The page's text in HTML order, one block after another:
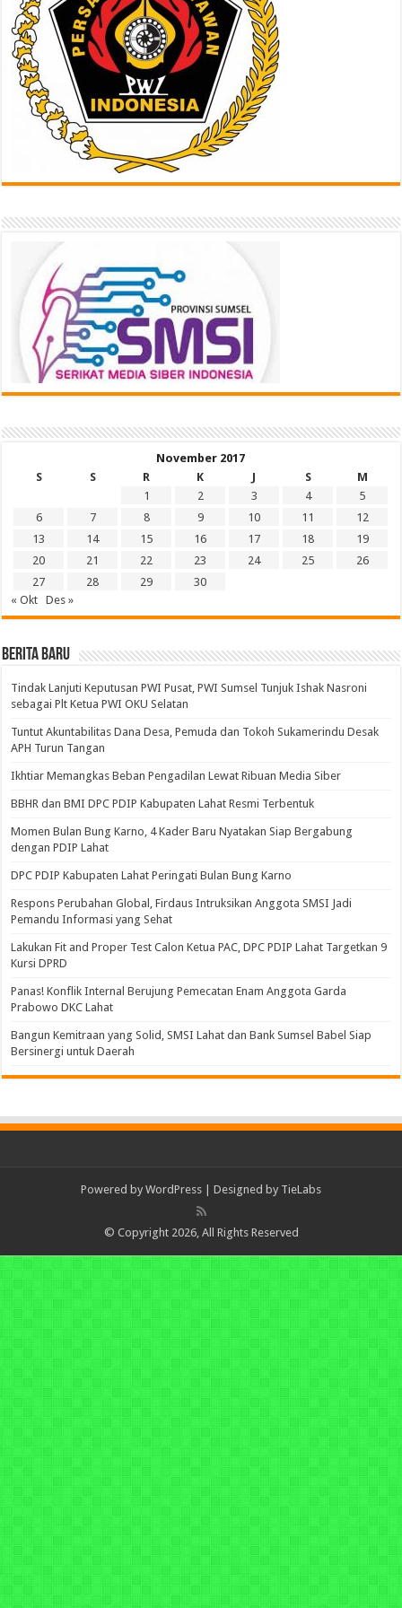
November 2017
S
S R K J S
M
1
2 3 4
5
6
7 8 9 10 11
12
13
14 15 16 17 18
19
20
21 22 23 24 25
26
27
28 29
30
« Okt
Des »
BERITA BARU
Tindak Lanjuti Keputusan PWI Pusat, PWI Sumsel Tunjuk Ishak Nasroni
sebagai Plt Ketua PWI OKU Selatan
Tuntut Akuntabilitas Dana Desa, Pemuda dan Tokoh Sukamerindu Desak
APH Turun Tangan
Ikhtiar Memangkas Beban Pengadilan Lewat Ribuan Media Siber
BBHR dan BMI DPC PDIP Kabupaten Lahat Resmi Terbentuk
Momen Bulan Bung Karno, 4 Kader Baru Nyatakan Siap Bergabung
dengan PDIP Lahat
DPC PDIP Kabupaten Lahat Peringati Bulan Bung Karno
Respons Perubahan Global, Firdaus Intruksikan Anggota SMSI Jadi
Pemandu Informasi yang Sehat
Lakukan Fit and Proper Test Calon Ketua PAC, DPC PDIP Lahat Targetkan 9
Kursi DPRD
Panas! Konflik Internal Berujung Pemecatan Enam Anggota Garda
Prabowo DKC Lahat
Bangun Kemitraan yang Solid, SMSI Lahat dan Bank Sumsel Babel Siap
Bersinergi untuk Daerah
Powered by WordPress | Designed by TieLabs
© Copyright 2026, All Rights Reserved